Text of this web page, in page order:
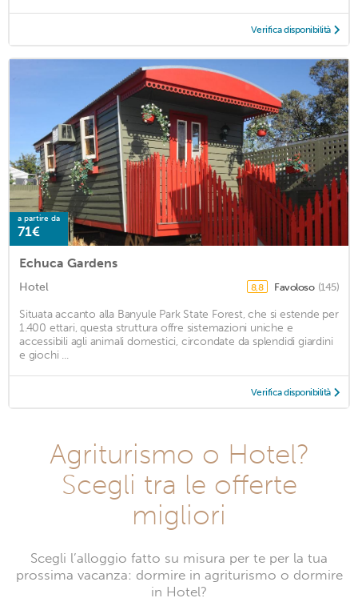
Verifica disponibilità
a partire da
71€
Echuca Gardens
Hotel 8,8 Favoloso (145)
Situata accanto alla Banyule Park State Forest, che si estende per
1.400 ettari, questa struttura offre sistemazioni uniche e
accessibili agli animali domestici, circondate da splendidi giardini
e giochi ...
Verifica disponibilità
Agriturismo o Hotel?
Scegli tra le offerte
migliori
Scegli l’alloggio fatto su misura per te per la tua
prossima vacanza: dormire in agriturismo o dormire
in Hotel?